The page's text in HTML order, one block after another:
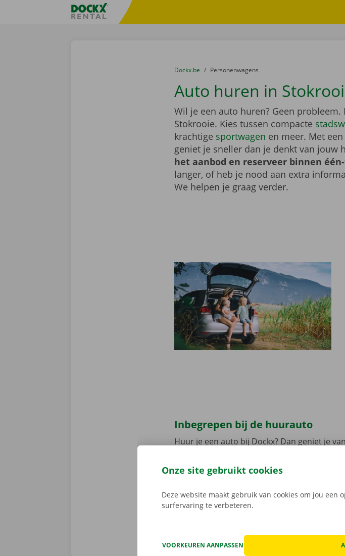
Taalselectie overslaanFratello DEMO
U bevindt zich hier:
van
Dockx.be naar
Personenwagens
Auto huren in
Wil je een auto huren? Geen
Stokrooie. Kies tussen compacte
krachtige sportwagen en meer. Met
geniet je sneller dan je denkt van jouw
het aanbod en reserveer binnen
langer, of heb je nood aan extra
We helpen je graag verder.
Inbegrepen bij de huurauto
Huur je een auto bij Dockx? Dan geniet je
assistentie en pechverhelping binnen heel
fout heeft.
Onze site gebruikt cookies
Deze website maakt gebruik van cookies om jou een
surfervaring te verbeteren.
VOORKEUREN AANPASSEN